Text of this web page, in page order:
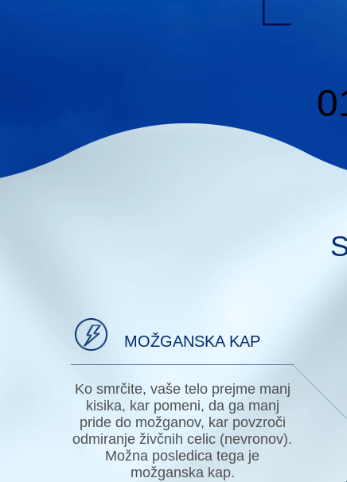
MOŽGANSKA KAP
Ko smrčite, vaše telo prejme manj
kisika, kar pomeni, da ga manj
pride do možganov, kar povzroči
odmiranje živčnih celic (nevronov).
Možna posledica tega je
možganska kap.